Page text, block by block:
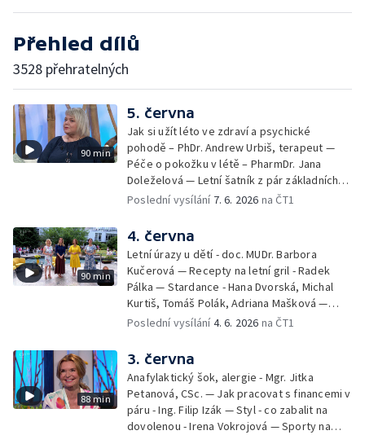
Přehled dílů
3528 přehratelných
90 min
5. června
Jak si užít léto ve zdraví a psychické
pohodě – PhDr. Andrew Urbiš, terapeut —
Péče o pokožku v létě – PharmDr. Jana
Doleželová — Letní šatník z pár základních
kousků – Luděk Šmehlík, stylista —
slavnosti – Jiří Krhut, hudebník — Vaření:
letní párty s přáteli – Pavla Pavelková —
Festival v ulicích – Petra Hradilová — Muzejní
noc
Poslední vysílání 7. 6. 2026 na ČT1
90 min
4. června
Letní úrazy u dětí - doc. MUDr. Barbora
Kučerová — Recepty na letní gril - Radek
Pálka — Stardance - Hana Dvorská, Michal
Kurtiš, Tomáš Polák, Adriana Mašková —
Debbie — Dětský čin roku — Zooterapie -
Jírová — Patrik Eliáš — Sladké recepty na
léto - Míša Sedláčková
Poslední vysílání4. 6. 2026 na ČT1
88 min
3. června
Anafylaktický šok, alergie - Mgr. Jitka
Petanová, CSc. — Jak pracovat s financemi v
páru - Ing. Filip Izák — Styl - co zabalit na
dovolenou - Irena Vokrojová — Sporty na